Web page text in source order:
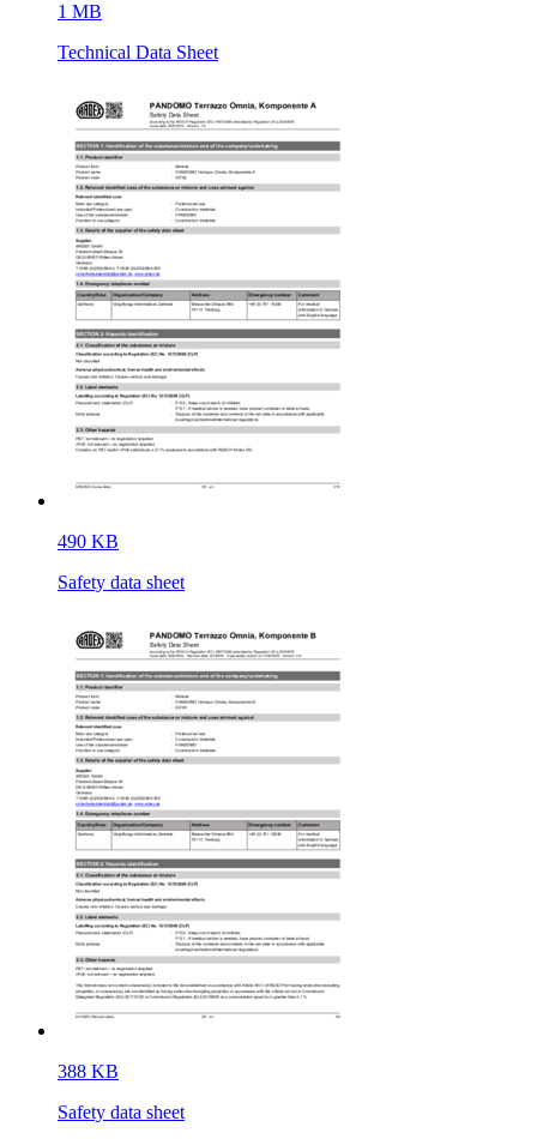
1 MB
Technical Data Sheet
490 KB
Safety data sheet
388 KB
Safety data sheet